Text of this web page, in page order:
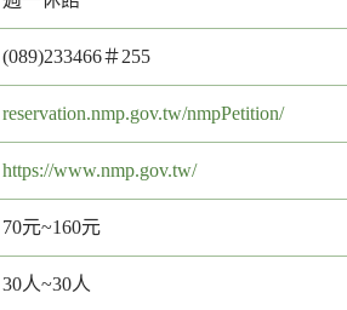
(089)233466＃255
客
服
信
箱
網
reservation.nmp.gov.tw/nmpPetition/
https://www.nmp.gov.tw/
70元~160元
30人~30人